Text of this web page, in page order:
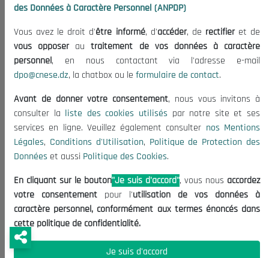
A Propos
Le président
Organisation
Publications
Informations utiles
Appels d'offres et Consultations
Mentions Légales
Conditions d'Utilisation
Politique de Protection des Données
Politique des Cookies
Nous Contacter
des Données à Caractère Personnel (ANPDP)
Vous avez le droit d'être informé, d'accéder, de rectifieret de
vous opposerautraitement de vos données à caractère
personnel, en nous contactant via l'adresse e-mail
dpo@cnese.dz, la chatbox ou le formulaire de contact.
Avant de donner votre consentement, nous vous invitons à
consulter la liste des cookies utilisés par notre site et ses
services en ligne. Veuillez également consulter nos Mentions
Légales, Conditions d'Utilisation, Politique de Protection des
Données et aussi Politique des Cookies.
En cliquant sur le bouton"Je suis d'accord", vous nous accordez
votre consentement pour l'utilisation de vos données à
caractère personnel, conformément aux termes énoncés dans
cette politique de confidentialité.
Je suis d'accord